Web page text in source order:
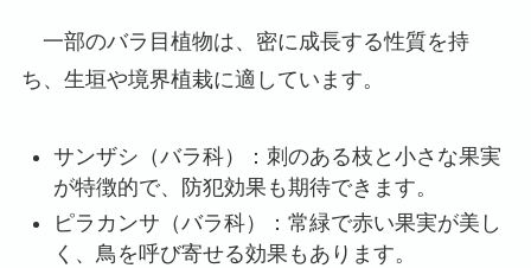
一部のバラ目植物は、密に成長する性質を持
ち、生垣や境界植栽に適しています。
サンザシ（バラ科）：刺のある枝と小さな果実
が特徴的で、防犯効果も期待できます。
ピラカンサ（バラ科）：常緑で赤い果実が美し
く、鳥を呼び寄せる効果もあります。